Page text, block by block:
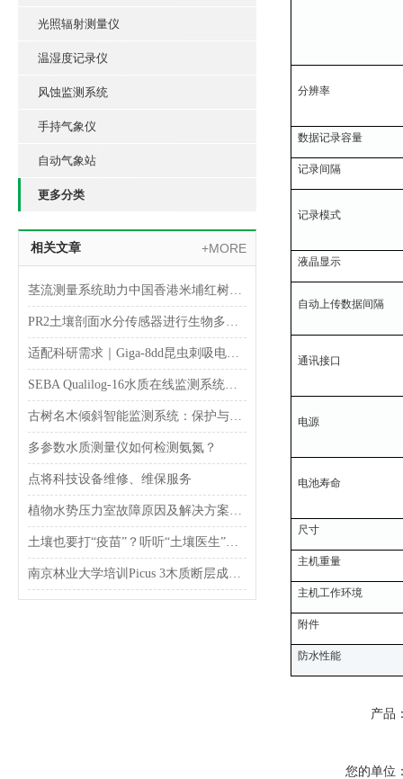
光照辐射测量仪
温湿度记录仪
风蚀监测系统
手持气象仪
自动气象站
更多分类
相关文章 +MORE
茎流测量系统助力中国香港米埔红树林自然保护区研究
PR2土壤剖面水分传感器进行生物多样性/生态系统观测应用
适配科研需求｜Giga-8dd昆虫刺吸电位仪落地吉林农业大学
SEBA Qualilog-16水质在线监测系统安装完成
古树名木倾斜智能监测系统：保护与监测并重的创新技术
多参数水质测量仪如何检测氨氮？
点将科技设备维修、维保服务
植物水势压力室故障原因及解决方案分析
土壤也要打“疫苗”？听听“土壤医生”怎么说
南京林业大学培训Picus 3木质断层成像检测仪
分辨率
数据记录容量
记录间隔
记录模式
液晶显示
自动上传数据间隔
通讯接口
电源
电池寿命
尺寸
主机重量
主机工作环境
附件
防水性能
产品
您的单位